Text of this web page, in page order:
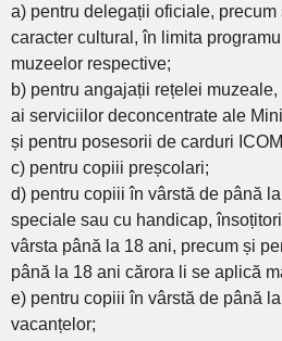
a) pentru delegații oficiale,
caracter cultural, în limita
muzeelor respective;
b) pentru angajații rețelei
ai serviciilor deconcentrate ale
și pentru posesorii de carduri
c) pentru copiii preșcolari;
d) pentru copiii în vârstă de până
speciale sau cu handicap,
vârsta până la 18 ani, precum și
până la 18 ani cărora li se aplică
e) pentru copiii în vârstă de până
vacanțelor;